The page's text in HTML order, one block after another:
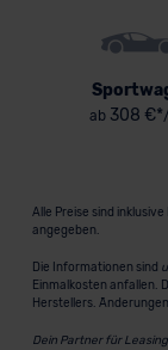
ab 308 €*
Alle Preise sind
angegeben.
Die Informationen sind
Einmalkosten anfallen.
Herstellers.
Dein Partner für